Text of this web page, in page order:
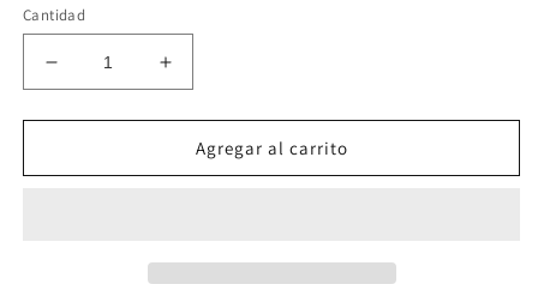
Cantidad
Reducir
cantidad
para
MANGA
Aumentar
cantidad
para
CAMISETA
MANGA
Agregar al carrito